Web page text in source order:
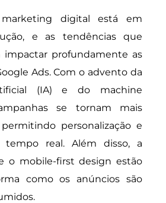
digital está em
e as tendências que
profundamente as
Ads. Com o advento da
(IA) e do machine
se tornam mais
personalização e
tempo real. Além disso, a
o mobile-first design estão
como os anúncios são